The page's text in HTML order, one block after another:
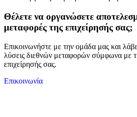
Θέλετε να οργανώσετε
μεταφορές της επιχείρησής σας;
Επικοινωνήστε με την ομάδα μας και
λύσεις διεθνών μεταφορών σύμφωνα με
επιχείρησής σας.
Επικοινωνία